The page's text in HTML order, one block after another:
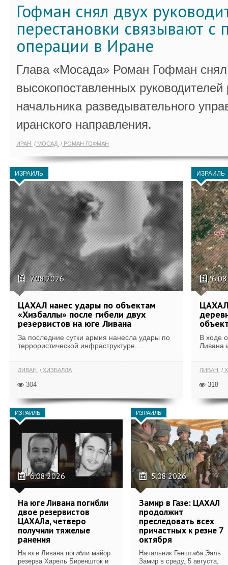
Гофман снял двух
перестановки связывают с
операции в Иране
Глава «Мосада» Роман Гофман снял
высокопоставленных
начальника разведывательного
иранского направления.
ИРАН МОСАД РОМАН ГОФМАН
ИЗРАИЛЬ
7.08.2026
ЦАХАЛ нанес удары по объектам
«Хизбаллы» после гибели двух
резервистов на юге Ливана
За последние сутки армия нанесла удары по
террористической инфраструктуре...
ЛИВАН ХИЗБАЛЛА
304
ИЗРАИЛЬ
В ходе
Ливана
ЛИВАН
318
ИЗРАИЛЬ
6.08.2026
На юге Ливана погибли
двое резервистов
ЦАХАЛа, четверо
получили тяжелые
ранения
На юге Ливана погибли майор
резерва Харель Биреншток и
ИЗРАИЛЬ
5.08.2026
Замир в Газе: ЦАХАЛ
продолжит
преследовать всех
причастных к резне 7
октября
Начальник Генштаба Эяль
Замир в среду, 5 августа,